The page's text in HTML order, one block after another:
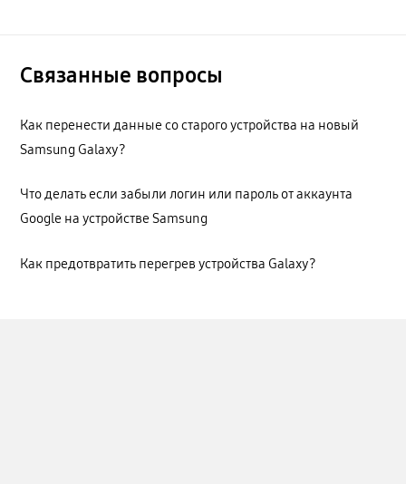
Связанные вопросы
Как перенести данные со старого устройства на новый
Samsung Galaxy?
Что делать если забыли логин или пароль от аккаунта
Google на устройстве Samsung
Как предотвратить перегрев устройства Galaxy?